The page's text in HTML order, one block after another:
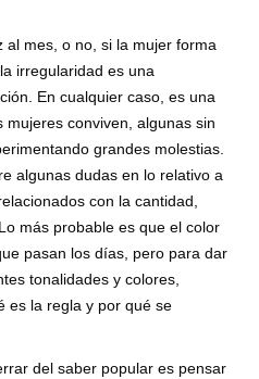
al mes, o no, si la mujer forma
irregularidad es una
En cualquier caso, es una
conviven, algunas sin
grandes molestias.
algunas dudas en lo relativo a
con la cantidad,
más probable es que el color
pasan los días, pero para dar
tonalidades y colores,
es la regla y por qué se
del saber popular es pensar